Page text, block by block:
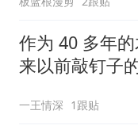
作为 40 多年
来以前敲钉子
一王情深 1跟贴